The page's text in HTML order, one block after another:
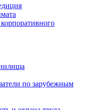
по зарубежным